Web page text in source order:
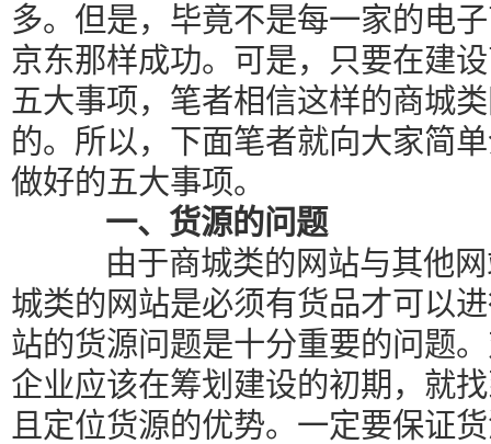
多。但是，毕竟不是每一家的电
京东那样成功。可是，只要在建
五大事项，笔者相信这样的商城
的。所以，下面笔者就向大家简
做好的五大事项。
一、货源的问题
由于商城类的网站与其他网
城类的网站是必须有货品才可以
站的货源问题是十分重要的问题
企业应该在筹划建设的初期，就
且定位货源的优势。一定要保证